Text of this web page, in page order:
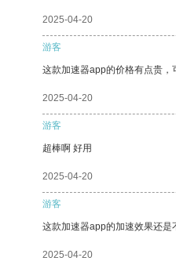
2025-04-20
游客
这款加速器app的价格有点贵，
2025-04-20
游客
超棒啊 好用
2025-04-20
游客
这款加速器app的加速效果还是
2025-04-20